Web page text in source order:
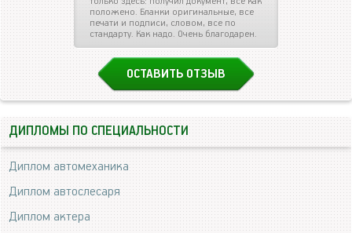
положено. Бланки оригинальные, все
печати и подписи, словом, все по
стандарту. Как надо. Очень благодарен.
ОСТАВИТЬ ОТЗЫВ
ДИПЛОМЫ ПО СПЕЦИАЛЬНОСТИ
Диплом автомеханика
Диплом автослесаря
Диплом актера